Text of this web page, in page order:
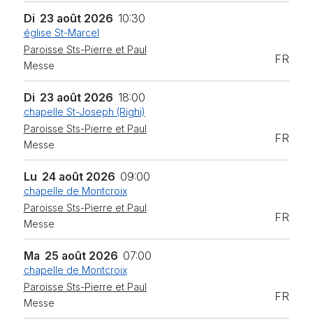
Di 23 août 2026 10:30
église St-Marcel
Paroisse Sts-Pierre et Paul
Messe
FR
Di 23 août 2026 18:00
chapelle St-Joseph (Righi)
Paroisse Sts-Pierre et Paul
Messe
FR
Lu 24 août 2026 09:00
chapelle de Montcroix
Paroisse Sts-Pierre et Paul
Messe
FR
Ma 25 août 2026 07:00
chapelle de Montcroix
Paroisse Sts-Pierre et Paul
Messe
FR